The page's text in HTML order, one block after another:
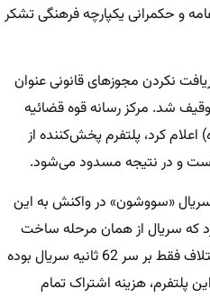
و حکمرانی یکپارچه فرهنگی تشکر
نکردن مجوزهای قانونی عنوان
شد. مرکز رسانه قوه قضائیه
(جمعه 9 خردادماه) اعلام کرد، پلتفرم پخش‌کننده از
است و در نتیجه مسدود می‌شود.
سریال «سووشون» در واکنش به این
که سریال از همان مرحله ساخت
دارای مجوز بوده و دلیل توقیف، اختلاف فقط بر سر 62 ثانیه سریال بوده
هزینه اشتراک تمام